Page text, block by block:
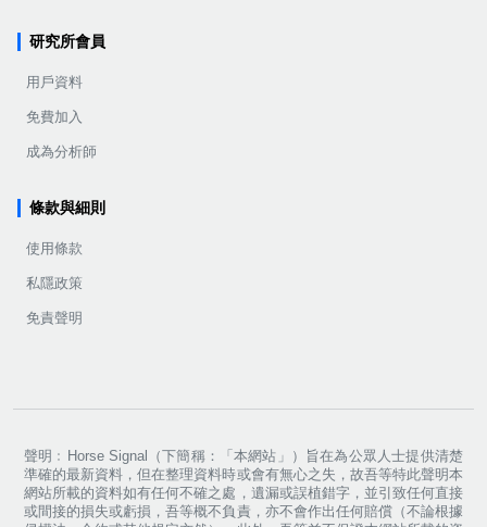
研究所會員
用戶資料
免費加入
成為分析師
條款與細則
使用條款
私隱政策
免責聲明
聲明﹕Horse Signal（下簡稱：「本網站」）旨在為公眾人士提供清楚
準確的最新資料，但在整理資料時或會有無心之失，故吾等特此聲明本
網站所載的資料如有任何不確之處，遺漏或誤植錯字，並引致任何直接
或間接的損失或虧損，吾等概不負責，亦不會作出任何賠償（不論根據